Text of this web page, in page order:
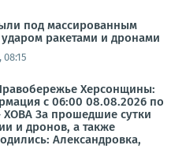
под массированным
ракетами и дронами
08:15
Херсонщины:
с 06:00 08.08.2026 по
За прошедшие сутки
и дронов, а также
Александровка,